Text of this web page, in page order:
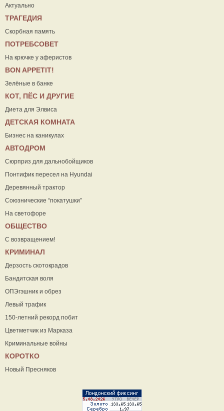
Актуально
ТРАГЕДИЯ
Скорбная память
ПОТРЕБСОВЕТ
На крючке у аферистов
ВON APPETIT!
Зелёные в банке
КОТ, ПЁС И ДРУГИЕ
Диета для Элвиса
ДЕТСКАЯ КОМНАТА
Бизнес на каникулах
АВТОДРОМ
Сюрприз для дальнобойщиков
Понтифик пересел на Hyundai
Деревянный трактор
Союзнические “покатушки”
На светофоре
ОБЩЕСТВО
С возвращением!
КРИМИНАЛ
Дерзость скотокрадов
Бандитская воля
ОПЭгэшник и обрез
Левый трафик
150-летний рекорд побит
Цветметчик из Марказа
Криминальные войны
КОРОТКО
Новый Пресняков